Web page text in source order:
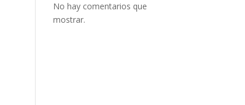
No hay comentarios que
mostrar.